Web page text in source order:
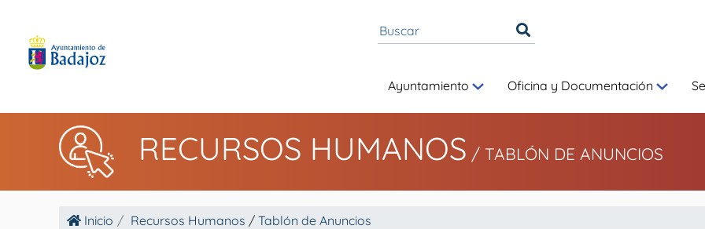
Ayuntamiento Oficina y Documentación
RECURSOS HUMANOS / TABLÓN DE ANUNCIOS
Inicio Recursos Humanos / Tablón de Anuncios